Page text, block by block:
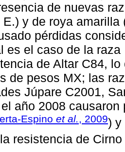
de nuevas
E.) y de roya amarilla
pérdidas
es el caso de la
de Altar C84,
de pesos MX; las
Júpare C2001,
año 2008
Espino et al., 2009) y
resistencia de Cirno